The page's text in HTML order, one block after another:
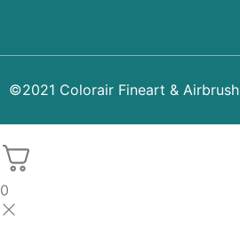
©2021 Colorair Fineart & Airbrush
0